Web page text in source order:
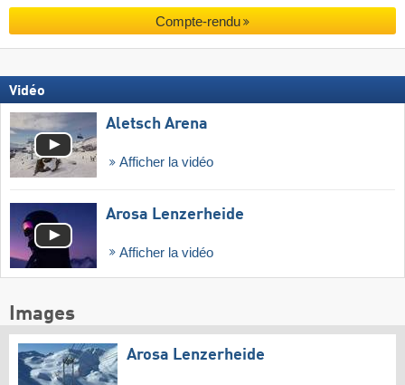
Compte-rendu
Vidéo
Aletsch Arena
Afficher la vidéo
Arosa Lenzerheide
Afficher la vidéo
Images
Arosa Lenzerheide